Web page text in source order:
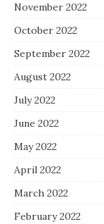
November 2022
October 2022
September 2022
August 2022
July 2022
June 2022
May 2022
April 2022
March 2022
February 2022